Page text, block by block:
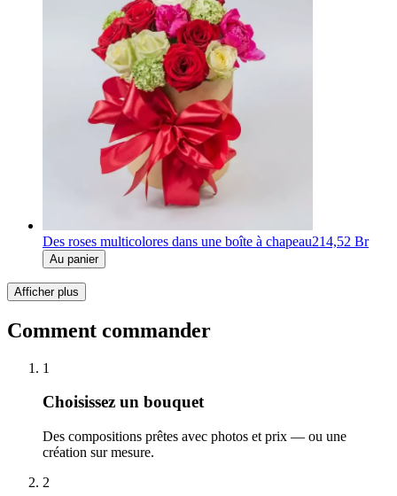
Des roses multicolores dans une boîte à chapeau214,52 Br
Au panier
Afficher plus
Comment commander
1
Choisissez un bouquet
Des compositions prêtes avec photos et prix — ou une
création sur mesure.
2